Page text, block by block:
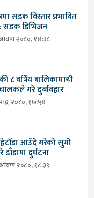
सडक विस्तार प्रभावित
सडक डिभिजन
२०८०, १४:३८
८ वर्षिय बालिकामाथी
गरे दुर्व्यवहार
२०८०, १७:५४
आउँदै गरेको सुमो
डाँडामा दुर्घटना
२०८०, १८:३९